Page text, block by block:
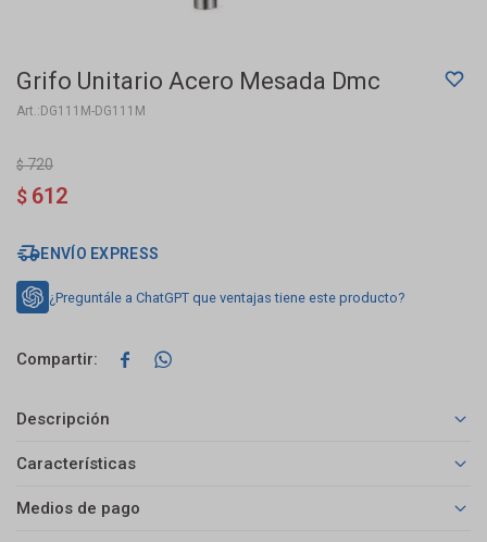
Grifo Unitario Acero Mesada Dmc
DG111M-DG111M
$ 612
$ 720
ENVÍO EXPRESS
¿Preguntále a ChatGPT que ventajas tiene este producto?
 
Descripción
Características
Medios de pago